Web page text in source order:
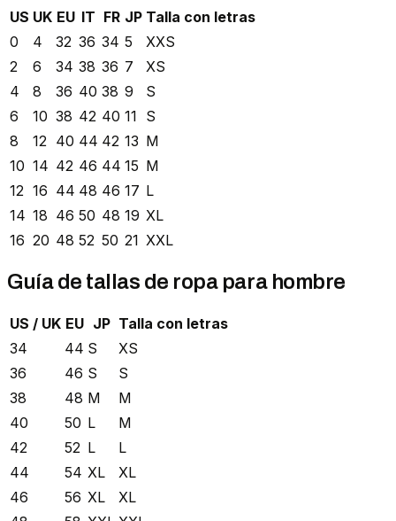
US UK EU IT FR JP Talla con letras
0
4 32 36 34 5
XXS
2
6 34 38 36 7
XS
4
8 36 40 38 9
S
6
10 38 42 40 11 S
8
12 40 44 42 13 M
10 14 42 46 44 15 M
12 16 44 48 46 17 L
14 18 46 50 48 19 XL
16 20 48 52 50 21 XXL
Guía de tallas de ropa para hombre
US / UK EU JP Talla con letras
34
44 S
XS
36
46 S
S
38
48 M
M
40
50 L
M
42
52 L
L
44
54 XL
XL
46
56 XL
XL